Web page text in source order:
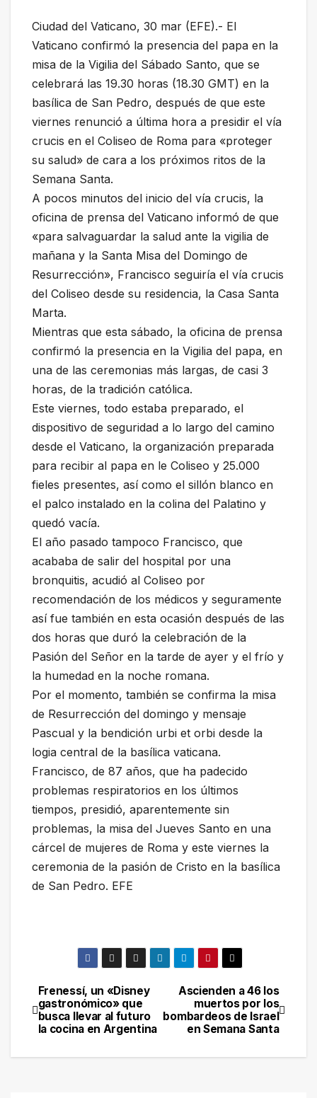
Ciudad del Vaticano, 30 mar (EFE).- El
Vaticano confirmó la presencia del papa en la
misa de la Vigilia del Sábado Santo, que se
celebrará las 19.30 horas (18.30 GMT) en la
basílica de San Pedro, después de que este
viernes renunció a última hora a presidir el vía
crucis en el Coliseo de Roma para «proteger
su salud» de cara a los próximos ritos de la
Semana Santa.
A pocos minutos del inicio del vía crucis, la
oficina de prensa del Vaticano informó de que
«para salvaguardar la salud ante la vigilia de
mañana y la Santa Misa del Domingo de
Resurrección», Francisco seguiría el vía crucis
del Coliseo desde su residencia, la Casa Santa
Marta.
Mientras que esta sábado, la oficina de prensa
confirmó la presencia en la Vigilia del papa, en
una de las ceremonias más largas, de casi 3
horas, de la tradición católica.
Este viernes, todo estaba preparado, el
dispositivo de seguridad a lo largo del camino
desde el Vaticano, la organización preparada
para recibir al papa en le Coliseo y 25.000
fieles presentes, así como el sillón blanco en
el palco instalado en la colina del Palatino y
quedó vacía.
El año pasado tampoco Francisco, que
acababa de salir del hospital por una
bronquitis, acudió al Coliseo por
recomendación de los médicos y seguramente
así fue también en esta ocasión después de las
dos horas que duró la celebración de la
Pasión del Señor en la tarde de ayer y el frío y
la humedad en la noche romana.
Por el momento, también se confirma la misa
de Resurrección del domingo y mensaje
Pascual y la bendición urbi et orbi desde la
logia central de la basílica vaticana.
Francisco, de 87 años, que ha padecido
problemas respiratorios en los últimos
tiempos, presidió, aparentemente sin
problemas, la misa del Jueves Santo en una
cárcel de mujeres de Roma y este viernes la
ceremonia de la pasión de Cristo en la basílica
de San Pedro. EFE
Navegación
de
entradas
Ascienden a 46 los
muertos por los
bombardeos de Israel
en Semana Santa
Frenessí, un «Disney
gastronómico» que
busca llevar al futuro
la cocina en Argentina